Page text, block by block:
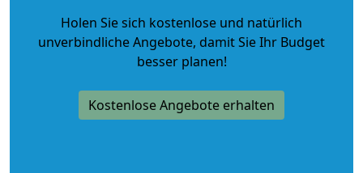
Holen Sie sich kostenlose und natürlich
unverbindliche Angebote, damit Sie Ihr Budget
besser planen!
Kostenlose Angebote erhalten